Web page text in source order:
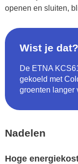
openen en sluiten,
Wist je dat?
De ETNA
gekoeld met
groenten langer
Nadelen
Hoge